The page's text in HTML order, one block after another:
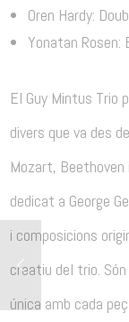
Oren Hardy:
Yonatan Rosen:
El Guy Mintus Trio
divers que va des
Mozart,
dedicat a George
i composicions
creatiu del trio.
única amb cada